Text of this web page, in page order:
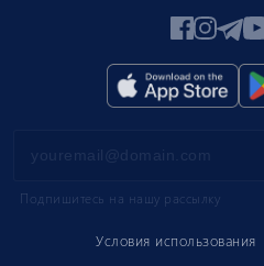
Условия использования
Подпишитесь на нашу рассылку